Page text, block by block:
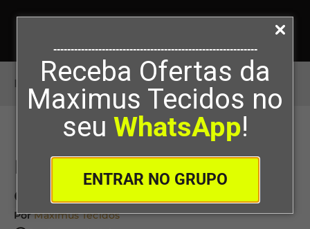
-----------------------------------------------------------
Receba Ofertas da
Maximus Tecidos no
seu WhatsApp!
ENTRAR NO GRUPO
Início>Estampa Vichy, 5 peças com esse tecido!
Estampa Vichy, 5 peças com
esse tecido!
PorMaximus Tecidos